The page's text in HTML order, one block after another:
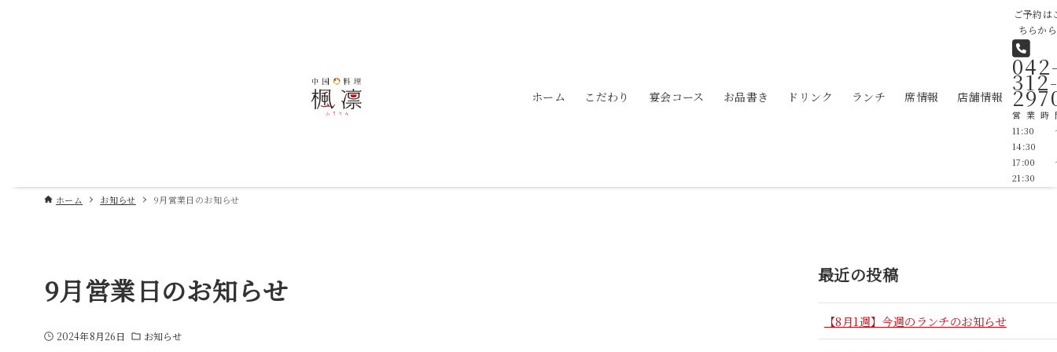
ホーム こだわり 宴会コース お品書き ドリンク ランチ 席情報 店舗情報
ご予約は
ちらから
営業時
11:30
14:30
17:00
21:30
ホーム
お知らせ 9月営業日のお知らせ
9月営業日のお知らせ
2024年8月26日 お知らせ
最近の投稿
【8月1週】今週のランチのお知らせ